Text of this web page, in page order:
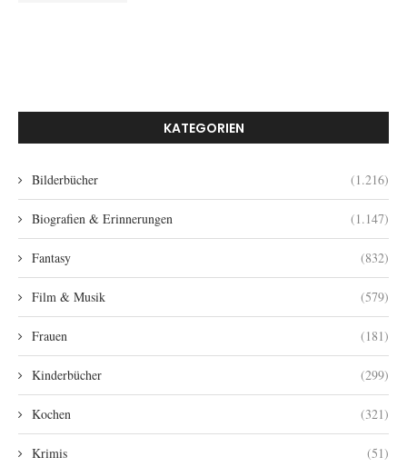
KATEGORIEN
Bilderbücher (1.216)
Biografien & Erinnerungen (1.147)
Fantasy (832)
Film & Musik (579)
Frauen (181)
Kinderbücher (299)
Kochen (321)
Krimis (51)